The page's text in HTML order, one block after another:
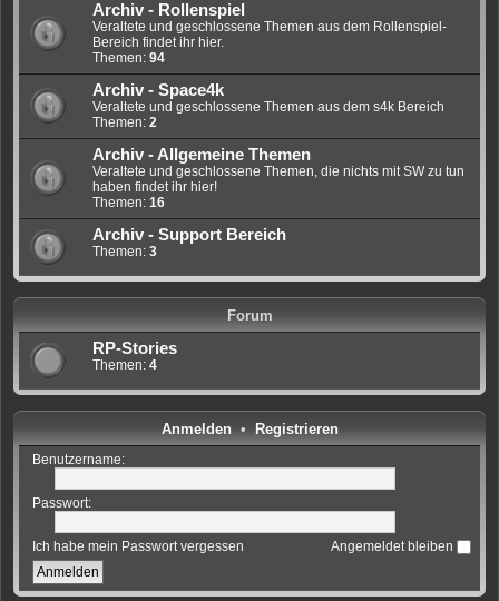
Archiv - Rollenspiel
Veraltete und geschlossene Themen aus dem Rollenspiel-
Bereich findet ihr hier.
Themen: 94
Archiv - Space4k
Veraltete und geschlossene Themen aus dem s4k Bereich
Themen: 2
Archiv - Allgemeine Themen
Veraltete und geschlossene Themen, die nichts mit SW zu tun
haben findet ihr hier!
Themen: 16
Archiv - Support Bereich
Themen: 3
Forum
RP-Stories
Themen: 4
Anmelden• Registrieren
Benutzername:
Passwort:
Ich habe mein Passwort vergessen Angemeldet bleiben